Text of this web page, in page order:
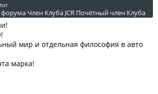
форума Член Клуба JCR Почётный член Клуба
мир и отдельная философия в авто
марка!